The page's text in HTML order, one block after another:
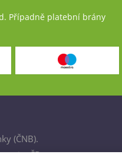
Případně platební brány
(ČNB).
v ČR.